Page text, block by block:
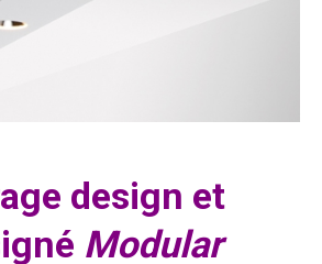
design et
Modular